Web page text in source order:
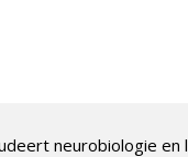
neurobiologie en